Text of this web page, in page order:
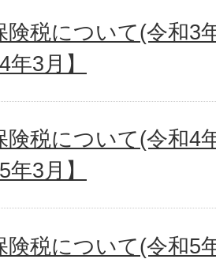
険税について(令和3
3月】
険税について(令和4
3月】
険税について(令和5